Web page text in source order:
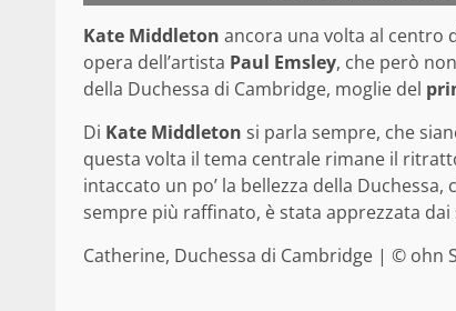
Kate Middleton ancora una volta al centro
opera dell’artista Paul Emsley, che però
della Duchessa di Cambridge, moglie del
Di Kate Middleton si parla sempre, che
questa volta il tema centrale rimane il
intaccato un po’ la bellezza della
sempre più raffinato, è stata apprezzata
Catherine, Duchessa di Cambridge | © ohn